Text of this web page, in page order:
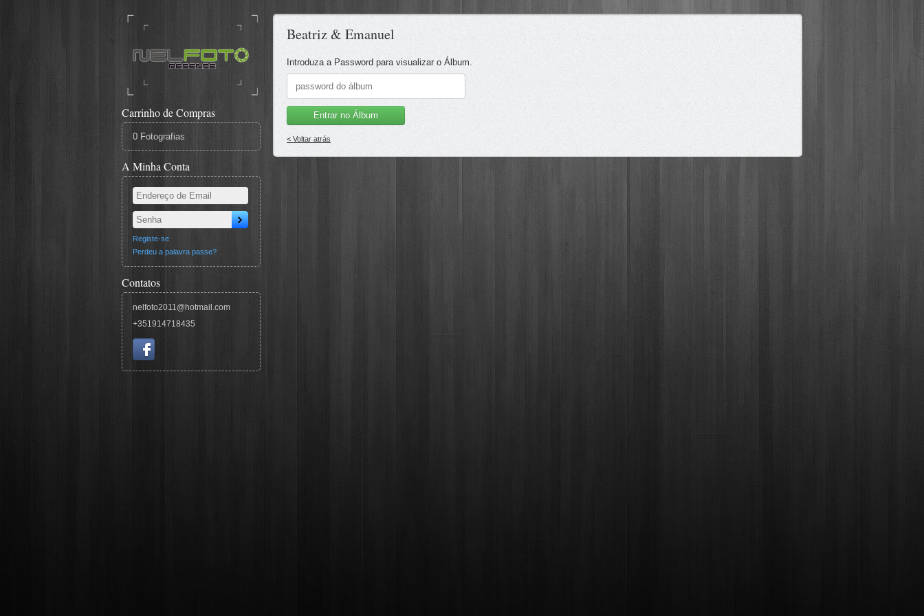
Carrinho de Compras
0 Fotografias
A Minha Conta
Registe-se
Perdeu a palavra passe?
Contatos
nelfoto2011@hotmail.com
+351914718435
Beatriz & Emanuel
Introduza a Password para visualizar o Álbum.
Entrar no Álbum
< Voltar atrás